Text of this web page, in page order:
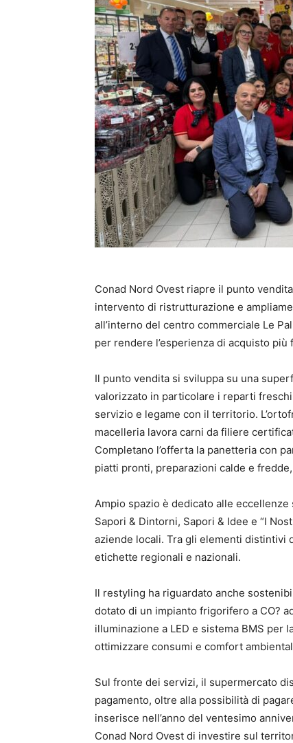
Conad Nord Ovest riapre il punto
intervento di ristrutturazione e
all’interno del centro commerciale Le
per rendere l’esperienza di acquisto
Il punto vendita si sviluppa su una
valorizzato in particolare i reparti
servizio e legame con il territorio.
macelleria lavora carni da filiere
Completano l’offerta la panetteria con
piatti pronti, preparazioni calde e
Ampio spazio è dedicato alle
Sapori & Dintorni, Sapori & Idee e “I
aziende locali. Tra gli elementi distintivi
etichette regionali e nazionali.
Il restyling ha riguardato anche
dotato di un impianto frigorifero a CO?
illuminazione a LED e sistema BMS per
ottimizzare consumi e comfort
Sul fronte dei servizi, il supermercato
pagamento, oltre alla possibilità di
inserisce nell’anno del ventesimo
Conad Nord Ovest di investire sul